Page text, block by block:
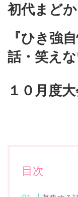
初代まど
『ひき強
話・笑えな
１０月度
目次